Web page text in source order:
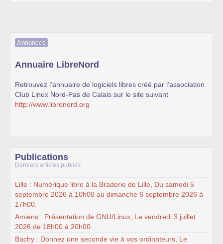
Annonces
Annuaire LibreNord
Retrouvez l’annuaire de logiciels libres créé par l’association
Club Linux Nord-Pas de Calais sur le site suivant
http://www.librenord.org
Publications
Derniers articles publiés
Lille : Numérique libre à la Braderie de Lille, Du samedi 5
septembre 2026 à 10h00 au dimanche 6 septembre 2026 à
17h00.
Amiens : Présentation de GNU/Linux, Le vendredi 3 juillet
2026 de 18h00 à 20h00.
Bachy : Donnez une seconde vie à vos ordinateurs, Le